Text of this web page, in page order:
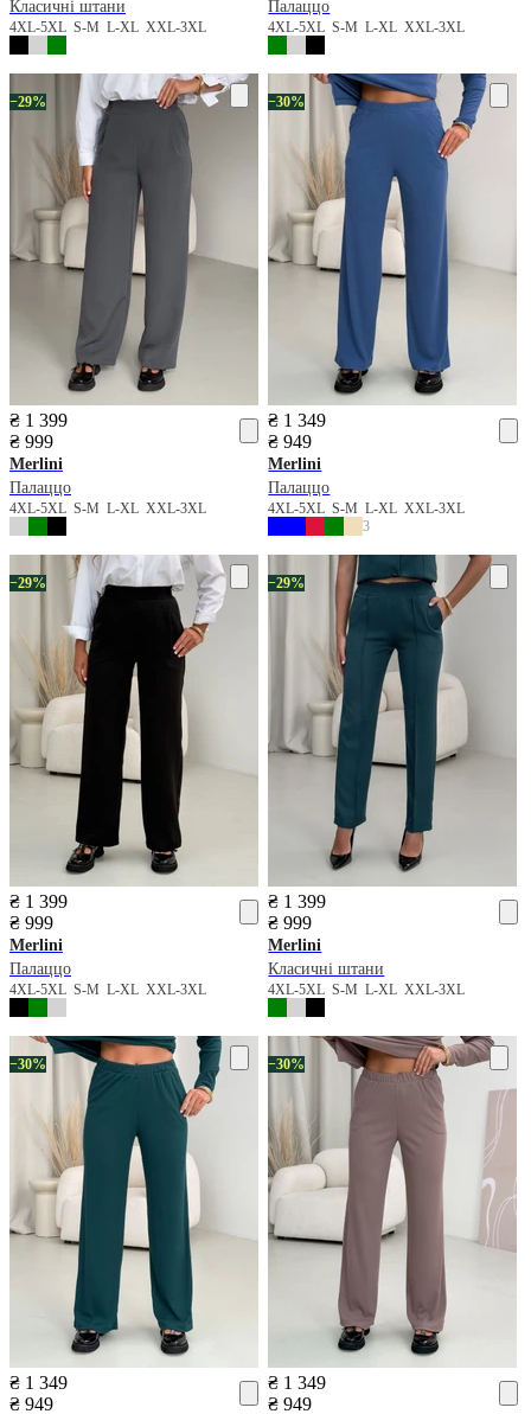
Класичні штани
4XL-5XL S-M L-XL XXL-3XL
Палаццо
4XL-5XLS-ML-XLXXL-3XL
−29%
₴ 1 399
₴ 999
Merlini
Палаццо
4XL-5XL S-M L-XL XXL-3XL
−30%
₴ 1 349
₴ 949
Merlini
Палаццо
4XL-5XLS-ML-XLXXL-3XL
3
−29%
₴ 1 399
₴ 999
Merlini
Палаццо
4XL-5XL S-M L-XL XXL-3XL
−29%
₴ 1 399
₴ 999
Merlini
Класичні штани
4XL-5XLS-ML-XLXXL-3XL
−30%
₴ 1 349
₴ 949
−30%
₴ 1 349
₴ 949